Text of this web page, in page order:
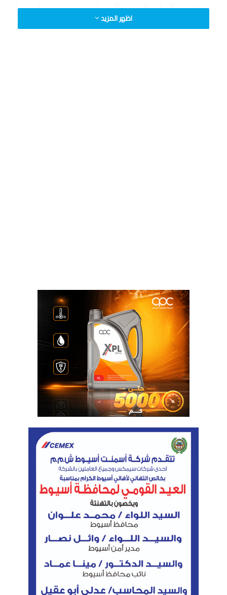
وفق احدث النظم التقنيه، الى جانب تقديم خدمات بوابة
الاتصالات البريد المصرى المصرية للاتصالات
نسخ الرابط
اظهر المزيد